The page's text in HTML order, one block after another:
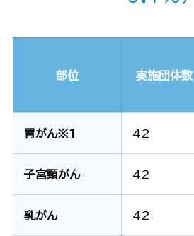
部位 実施団体数
胃がん※1 42
子宮頸がん 42
乳がん 42